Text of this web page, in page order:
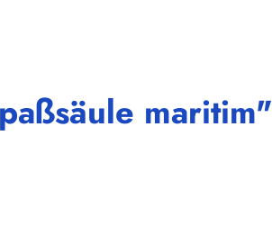
maritim"